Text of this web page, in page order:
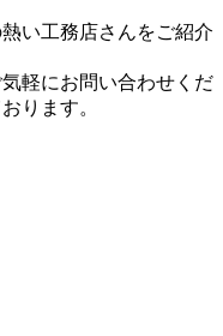
い工務店さんをご紹介
軽にお問い合わせくだ
ります。